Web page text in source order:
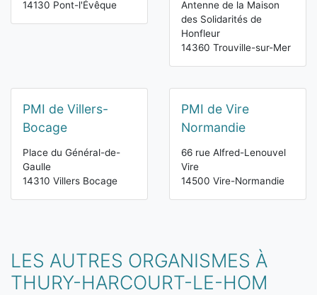
14130 Pont-l'Évêque
Antenne de la Maison
des Solidarités de
Honfleur
14360 Trouville-sur-Mer
PMI de Villers-
Bocage
Place du Général-de-
Gaulle
14310 Villers Bocage
PMI de Vire
Normandie
66 rue Alfred-Lenouvel
Vire
14500 Vire-Normandie
LES AUTRES ORGANISMES À
THURY-HARCOURT-LE-HOM